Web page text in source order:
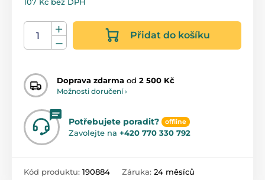
Přidat do košíku
Doprava zdarma od 2 500 Kč
Možnosti doručení ›
Potřebujete poradit? offline
Zavolejte na +420 770 330 792
Kód produktu: 190884 Záruka: 24 měsíců